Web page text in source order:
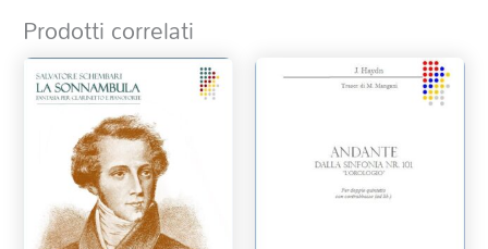
Prodotti correlati